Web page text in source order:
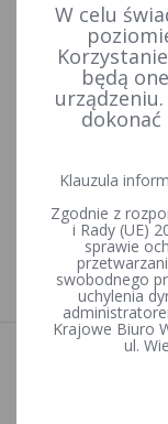
Proszę wybrać
W celu
będą
dokonać
Klauzula
Zgodnie z
i Rady (UE)
sprawie
swobodnego
uchylenia
Krajowe Biuro
ul.